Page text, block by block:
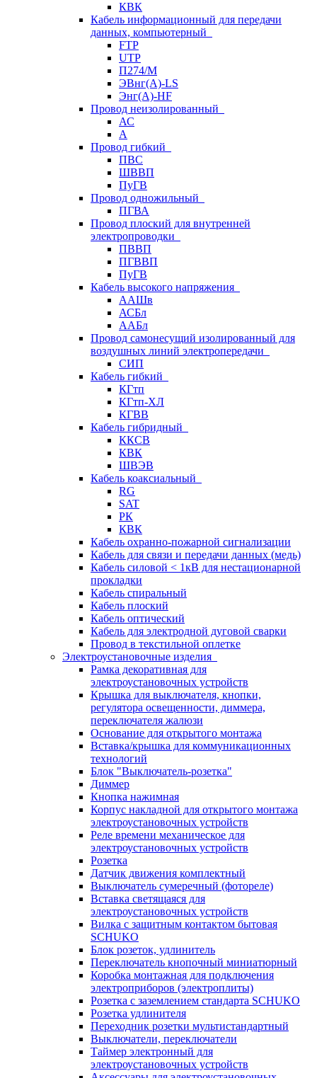
КВК
Кабель информационный для передачи
данных, компьютерный
FTP
UTP
П274/М
ЭВнг(А)-LS
Энг(А)-HF
Провод неизолированный
АС
А
Провод гибкий
ПВС
ШВВП
ПуГВ
Провод одножильный
ПГВА
Провод плоский для внутренней
электропроводки
ПВВП
ПГВВП
ПуГВ
Кабель высокого напряжения
ААШв
АСБл
ААБл
Провод самонесущий изолированный для
воздушных линий электропередачи
СИП
Кабель гибкий
КГтп
КГтп-ХЛ
КГВВ
Кабель гибридный
ККСВ
КВК
ШВЭВ
Кабель коаксиальный
RG
SAT
РК
КВК
Кабель охранно-пожарной сигнализации
Кабель для связи и передачи данных (медь)
Кабель силовой < 1кВ для нестационарной
прокладки
Кабель спиральный
Кабель плоский
Кабель оптический
Кабель для электродной дуговой сварки
Провод в текстильной оплетке
Электроустановочные изделия
Рамка декоративная для
электроустановочных устройств
Крышка для выключателя, кнопки,
регулятора освещенности, диммера,
переключателя жалюзи
Основание для открытого монтажа
Вставка/крышка для коммуникационных
технологий
Блок "Выключатель-розетка"
Диммер
Кнопка нажимная
Корпус накладной для открытого монтажа
электроустановочных устройств
Реле времени механическое для
электроустановочных устройств
Розетка
Датчик движения комплектный
Выключатель сумеречный (фотореле)
Вставка светящаяся для
электроустановочных устройств
Вилка с защитным контактом бытовая
SCHUKO
Блок розеток, удлинитель
Переключатель кнопочный миниатюрный
Коробка монтажная для подключения
электроприборов (электроплиты)
Розетка с заземлением стандарта SCHUKO
Розетка удлинителя
Переходник розетки мультистандартный
Выключатели, переключатели
Таймер электронный для
электроустановочных устройств